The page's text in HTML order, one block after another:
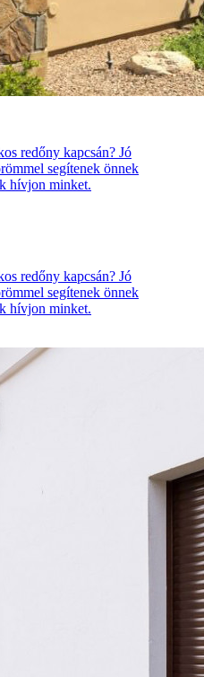
redőny kapcsán? Jó
segítenek önnek
hívjon minket.
redőny kapcsán? Jó
segítenek önnek
hívjon minket.